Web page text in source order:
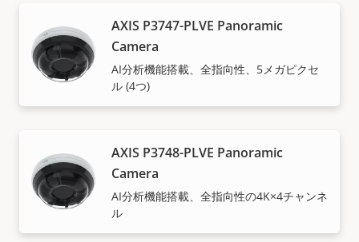
AXIS P3747-PLVE Panoramic
Camera
AI分析機能搭載、全指向性、5メガピクセ
ル (4つ)
AXIS P3748-PLVE Panoramic
Camera
AI分析機能搭載、全指向性の4K×4チャンネ
ル